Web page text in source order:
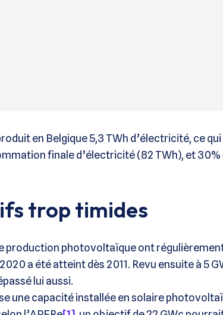
en Belgique 5,3 TWh d’électricité, ce
finale d’électricité (82 TWh), et
trop timides
production photovoltaïque ont
a été atteint dès 2011. Revu ensuite à 5
lui aussi.
une capacité installée en solaire